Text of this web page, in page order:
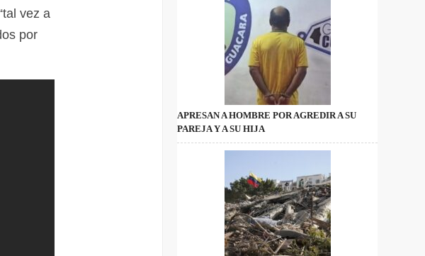
vez a
por
APRESAN A HOMBRE POR AGREDIR A SU
PAREJA Y A SU HIJA